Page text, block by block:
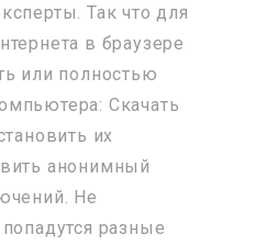
Так что для
в браузере
или полностью
Скачать
их
анонимный
Не
разные